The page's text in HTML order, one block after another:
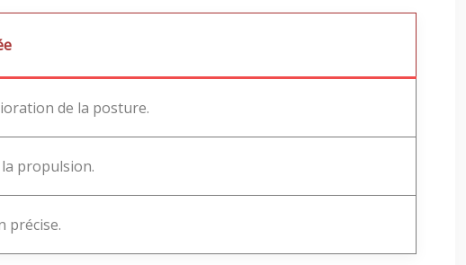
de la posture.
la propulsion.
précise.